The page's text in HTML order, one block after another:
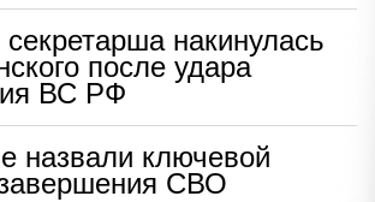
накинулась
после удара
ВС РФ
назвали ключевой
СВО